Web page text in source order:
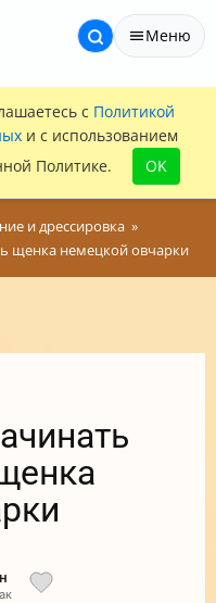
Меню
с Политикой
и с использованием
Политике.
OK
и дрессировка
щенка немецкой овчарки